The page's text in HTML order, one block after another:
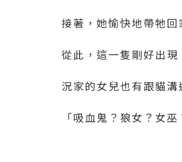
接著，她愉快地帶牠
從此，這一隻剛好出
況家的女兒也有跟貓
「吸血鬼？狼女？女